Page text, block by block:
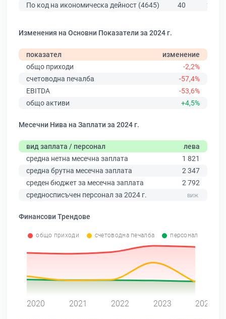
По код на икономическа дейност (4645) 40 274
Изменения на Основни Показатели за 2024 г.
показател
изменение
общо приходи
-2,2%
счетоводна печалба
-57,4%
EBITDA
-53,6%
общо активи
+4,5%
Месечни Нива на Заплати за 2024 г.
вид заплата / персонал
лева
средна нетна месечна заплата
1 821
средна брутна месечна заплата
2 347
среден бюджет за месечна заплата
2 792
средносписъчен персонал за 2024 г.
Финансови Трендове
общо приходи счетоводна печалба персонал
2020 2021 2022 2023 2024